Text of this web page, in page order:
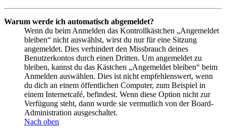
Warum werde ich automatisch abgemeldet?
Wenn du beim Anmelden das Kontrollkästchen „Angemeldet
bleiben“ nicht auswählst, wirst du nur für eine Sitzung
angemeldet. Dies verhindert den Missbrauch deines
Benutzerkontos durch einen Dritten. Um angemeldet zu
bleiben, kannst du das Kästchen „Angemeldet bleiben“ beim
Anmelden auswählen. Dies ist nicht empfehlenswert, wenn
du dich an einem öffentlichen Computer, zum Beispiel in
einem Internetcafé, befindest. Wenn diese Option nicht zur
Verfügung steht, dann wurde sie vermutlich von der Board-
Administration ausgeschaltet.
Nach oben